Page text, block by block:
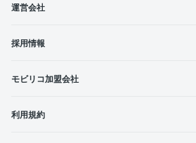
運営会社
採用情報
モビリコ加盟会社
利用規約